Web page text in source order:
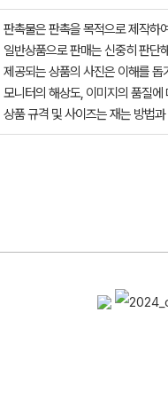
판촉물은 판촉을 목적으로 제작하
일반상품으로 판매는 신중히 판단
제공되는 상품의 사진은 이해를
모니터의 해상도, 이미지의 품질
상품 규격 및 사이즈는 재는 방법